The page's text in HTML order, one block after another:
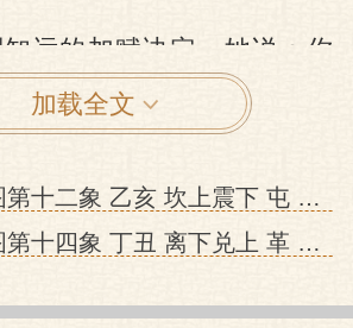
远的加赋决定，她说：你
，就要恩泽于万民，现在你
姓一点恩惠，反而要加重剥
赋，不给三军发点钱花，
加载全文
象 乙亥 坎上震下 屯 儿皇帝石敬塘割幽州的预言
四象 丁丑 离下兑上 革 五代十国的预言